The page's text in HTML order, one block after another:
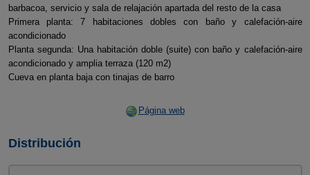
barbacoa, servicio y sala de relajación apartada del resto de la casa
Primera planta: 7 habitaciones dobles con baño y calefación-aire
acondicionado
Planta segunda: Una habitación doble (suite) con baño y calefación-aire
acondicionado y amplia terraza (120 m2)
Cueva en planta baja con tinajas de barro
Página web
Distribución